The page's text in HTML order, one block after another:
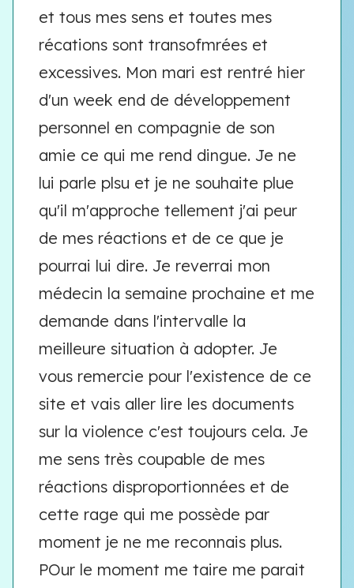
et tous mes sens et toutes mes
récations sont transofmrées et
excessives. Mon mari est rentré hier
d'un week end de développement
personnel en compagnie de son
amie ce qui me rend dingue. Je ne
lui parle plsu et je ne souhaite plue
qu'il m'approche tellement j'ai peur
de mes réactions et de ce que je
pourrai lui dire. Je reverrai mon
médecin la semaine prochaine et me
demande dans l'intervalle la
meilleure situation à adopter. Je
vous remercie pour l'existence de ce
site et vais aller lire les documents
sur la violence c'est toujours cela. Je
me sens très coupable de mes
réactions disproportionnées et de
cette rage qui me possède par
moment je ne me reconnais plus.
POur le moment me taire me parait